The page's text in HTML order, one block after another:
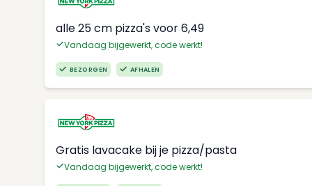
alle 25 cm pizza's voor 6,49
Vandaag bijgewerkt, code werkt!
BEZORGEN AFHALEN
Gratis lavacake bij je pizza/pasta
Vandaag bijgewerkt, code werkt!